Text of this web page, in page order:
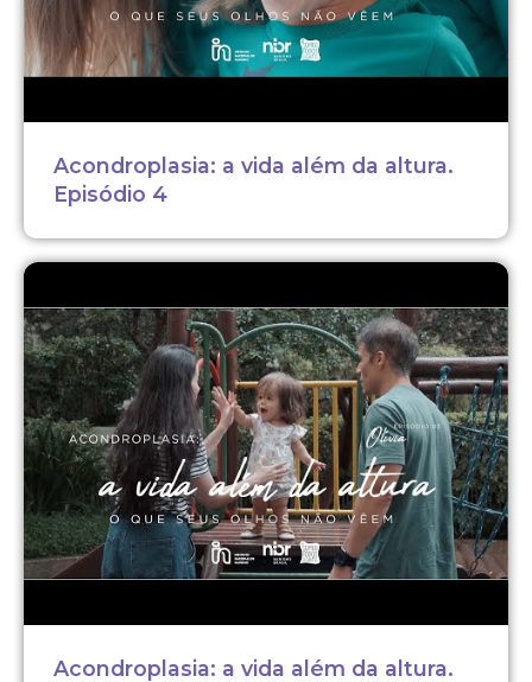
Acondroplasia: a vida além da altura.
Episódio 4
Acondroplasia: a vida além da altura.